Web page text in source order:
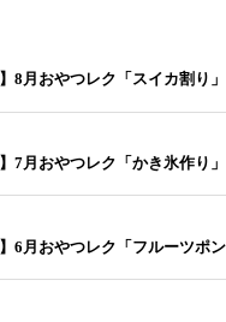
8月おやつレク「スイカ割り」
7月おやつレク「かき氷作り」
6月おやつレク「フルーツポン